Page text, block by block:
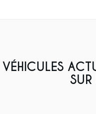
VÉHICULES
SUR